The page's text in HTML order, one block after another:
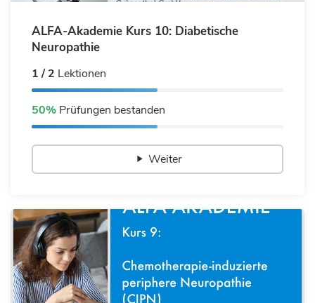
ALFA-Akademie Kurs 10: Diabetische
Neuropathie
1 / 2 Lektionen
50% Prüfungen bestanden
Weiter